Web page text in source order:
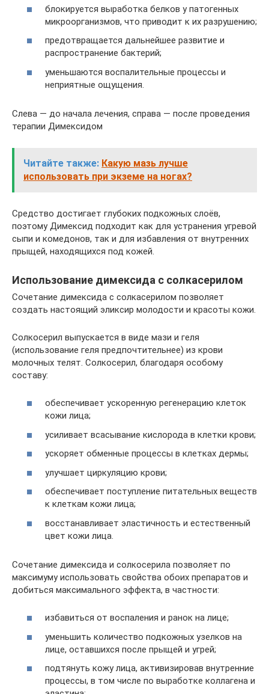
блокируется выработка белков у патогенных
микроорганизмов, что приводит к их разрушению;
предотвращается дальнейшее развитие и
распространение бактерий;
уменьшаются воспалительные процессы и
неприятные ощущения.
Слева — до начала лечения, справа — после проведения
терапии Димексидом
Читайте также: Какую мазь лучше
использовать при экземе на ногах?
Средство достигает глубоких подкожных слоёв,
поэтому Димексид подходит как для устранения угревой
сыпи и комедонов, так и для избавления от внутренних
прыщей, находящихся под кожей.
Использование димексида с солкасерилом
Сочетание димексида с солкасерилом позволяет
создать настоящий эликсир молодости и красоты кожи.
Солкосерил выпускается в виде мази и геля
(использование геля предпочтительнее) из крови
молочных телят. Солкосерил, благодаря особому
составу:
обеспечивает ускоренную регенерацию клеток
кожи лица;
усиливает всасывание кислорода в клетки крови;
ускоряет обменные процессы в клетках дермы;
улучшает циркуляцию крови;
обеспечивает поступление питательных веществ
к клеткам кожи лица;
восстанавливает эластичность и естественный
цвет кожи лица.
Сочетание димексида и солкосерила позволяет по
максимуму использовать свойства обоих препаратов и
добиться максимального эффекта, в частности:
избавиться от воспаления и ранок на лице;
уменьшить количество подкожных узелков на
лице, оставшихся после прыщей и угрей;
подтянуть кожу лица, активизировав внутренние
процессы, в том числе по выработке коллагена и